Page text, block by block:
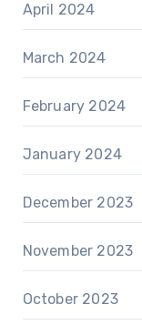
April 2024
March 2024
February 2024
January 2024
December 2023
November 2023
October 2023